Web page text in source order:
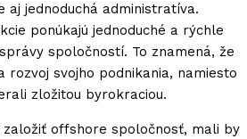
aj jednoduchá administratíva.
ponúkajú jednoduché a rýchle
spoločností. To znamená, že
rozvoj svojho podnikania, namiesto
zložitou byrokraciou.
offshore spoločnosť, mali by